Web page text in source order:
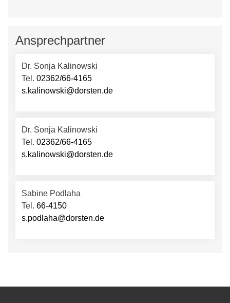
Ansprechpartner
Dr. Sonja Kalinowski
Tel. 02362/66-4165
s.kalinowski@dorsten.de
Dr. Sonja Kalinowski
Tel. 02362/66-4165
s.kalinowski@dorsten.de
Sabine Podlaha
Tel. 66-4150
s.podlaha@dorsten.de